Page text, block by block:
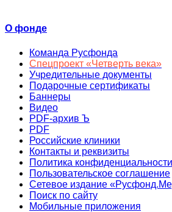
О фонде
Команда Русфонда
Спецпроект «Четверть века»
Учредительные документы
Подарочные сертификаты
Баннеры
Видео
PDF-архив Ъ
PDF
Российские клиники
Контакты и реквизиты
Политика конфиденциальности
Пользовательское соглашение
Сетевое издание
Поиск по сайту
Мобильные приложения